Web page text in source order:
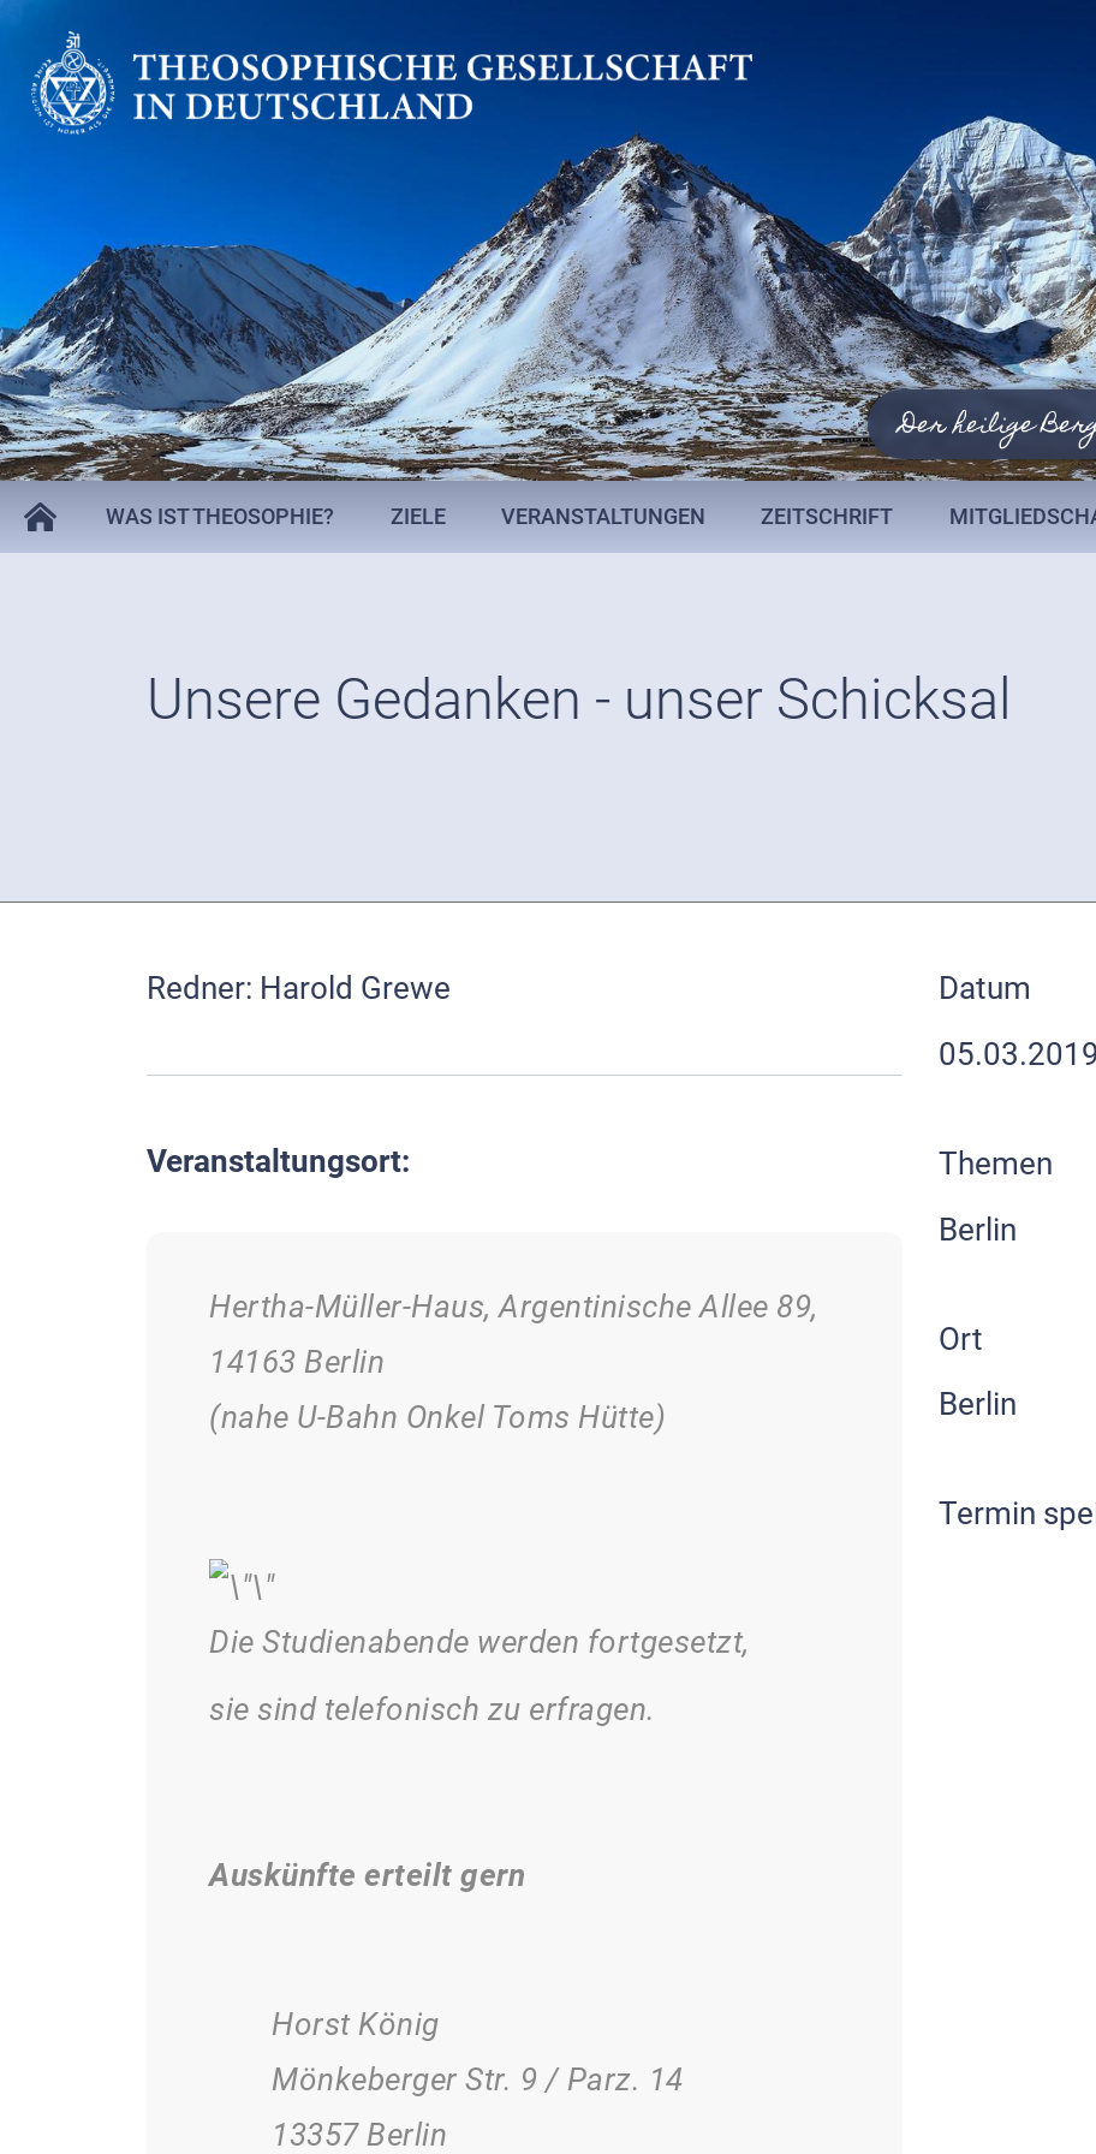
Der heilige
WAS IST THEOSOPHIE? ZIELE VERANSTALTUNGEN ZEITSCHRIFT
Unsere Gedanken - unser Schicksal
Redner: Harold Grewe
Veranstaltungsort:
Hertha-Müller-Haus, Argentinische Allee 89,
14163 Berlin
(nahe U-Bahn Onkel Toms Hütte)
Die Studienabende werden fortgesetzt,
sie sind telefonisch zu erfragen.
Auskünfte erteilt gern
Horst König
Mönkeberger Str. 9 / Parz. 14
13357 Berlin
Datum
05.03.2019
Themen
Berlin
Ort
Berlin
Termin